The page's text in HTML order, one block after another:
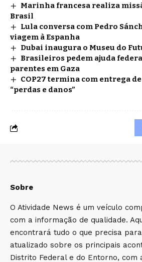
Marinha francesa realiza
Brasil
Lula conversa com Pedro
viagem à Espanha
Dubai inaugura o Museu do
Brasileiros pedem ajuda
parentes em Gaza
COP27 termina com entrega
“perdas e danos”
Sobre
O Atividade News é um veículo
com a informação de qualidade.
encontrará tudo o que precisa
atualizado sobre os principais
Distrito Federal e do Entorno, com